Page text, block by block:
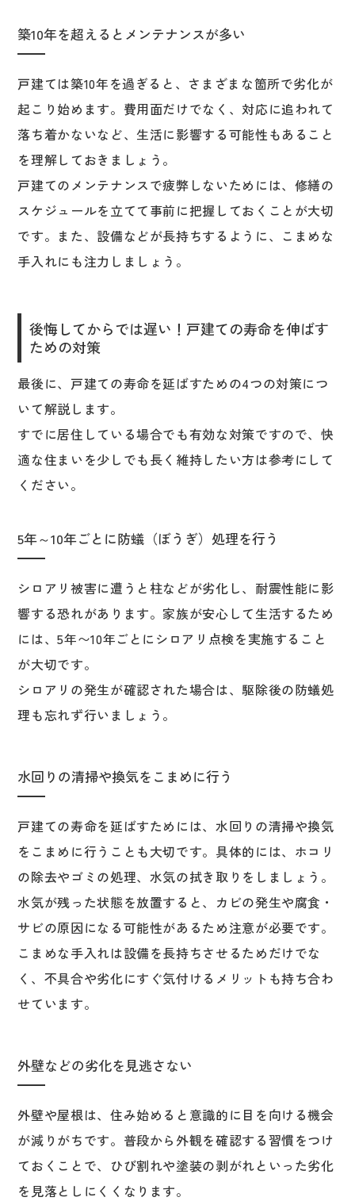
築10年を超えるとメンテナンスが多い
戸建ては築10年を過ぎると、さまざまな箇所で劣化が
起こり始めます。費用面だけでなく、対応に追われて
落ち着かないなど、生活に影響する可能性もあること
を理解しておきましょう。
戸建てのメンテナンスで疲弊しないためには、修繕の
スケジュールを立てて事前に把握しておくことが大切
です。また、設備などが長持ちするように、こまめな
手入れにも注力しましょう。
後悔してからでは遅い！戸建ての寿命を伸ばす
ための対策
最後に、戸建ての寿命を延ばすための4つの対策につ
いて解説します。
すでに居住している場合でも有効な対策ですので、快
適な住まいを少しでも長く維持したい方は参考にして
ください。
5年～10年ごとに防蟻（ぼうぎ）処理を行う
シロアリ被害に遭うと柱などが劣化し、耐震性能に影
響する恐れがあります。家族が安心して生活するため
には、5年〜10年ごとにシロアリ点検を実施すること
が大切です。
シロアリの発生が確認された場合は、駆除後の防蟻処
理も忘れず行いましょう。
水回りの清掃や換気をこまめに行う
戸建ての寿命を延ばすためには、水回りの清掃や換気
をこまめに行うことも大切です。具体的には、ホコリ
の除去やゴミの処理、水気の拭き取りをしましょう。
水気が残った状態を放置すると、カビの発生や腐食・
サビの原因になる可能性があるため注意が必要です。
こまめな手入れは設備を長持ちさせるためだけでな
く、不具合や劣化にすぐ気付けるメリットも持ち合わ
せています。
外壁などの劣化を見逃さない
外壁や屋根は、住み始めると意識的に目を向ける機会
が減りがちです。普段から外観を確認する習慣をつけ
ておくことで、ひび割れや塗装の剥がれといった劣化
を見落としにくくなります。